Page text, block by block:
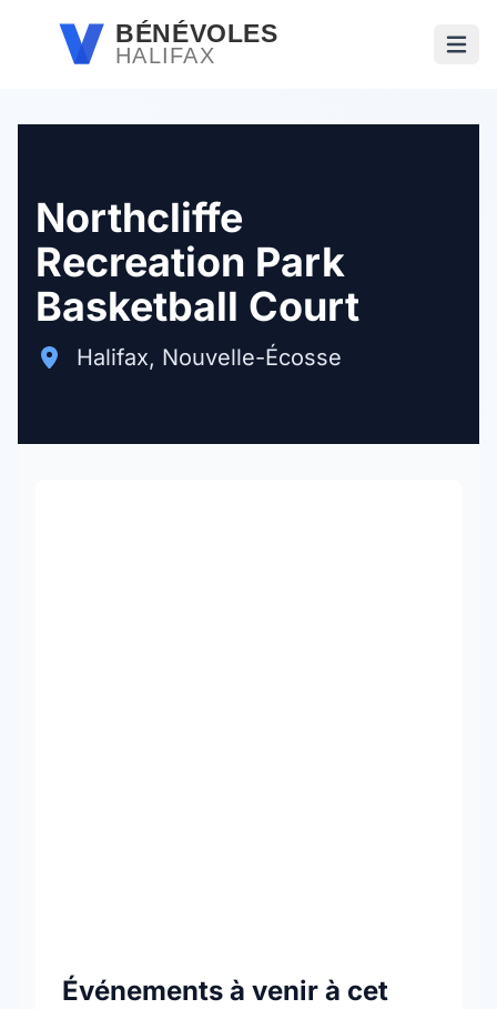
Passer au contenu principal
BÉNÉVOLES
HALIFAX
Northcliffe
Recreation Park
Basketball Court
Halifax, Nouvelle-Écosse
Événements à venir à cet